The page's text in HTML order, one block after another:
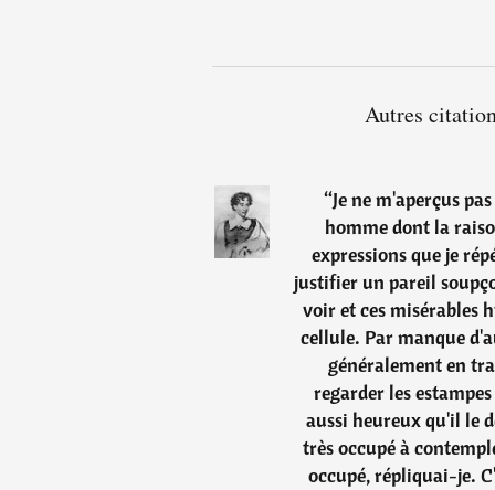
Autres
“Je ne m'aperçus
homme dont la
expressions que je
justifier un pareil
voir et ces misérables
cellule. Par manque
généralement en
regarder les
aussi heureux qu'il le
très occupé à
occupé, répliquai-je.